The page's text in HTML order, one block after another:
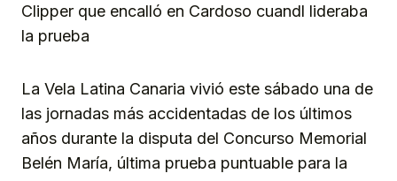
Clipper que encalló en Cardoso cuandl lideraba
la prueba
La Vela Latina Canaria vivió este sábado una de
las jornadas más accidentadas de los últimos
años durante la disputa del Concurso Memorial
Belén María, última prueba puntuable para la